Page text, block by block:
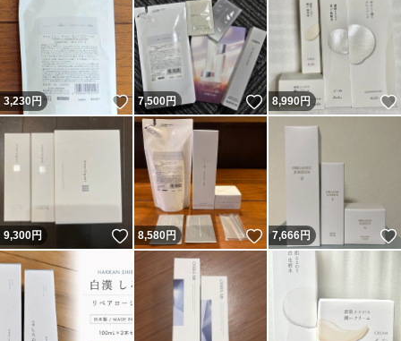
3,230円 いいね！
7,500円 いいね！
8,990円
9,300円 いいね！
8,580円 いいね！
7,666円